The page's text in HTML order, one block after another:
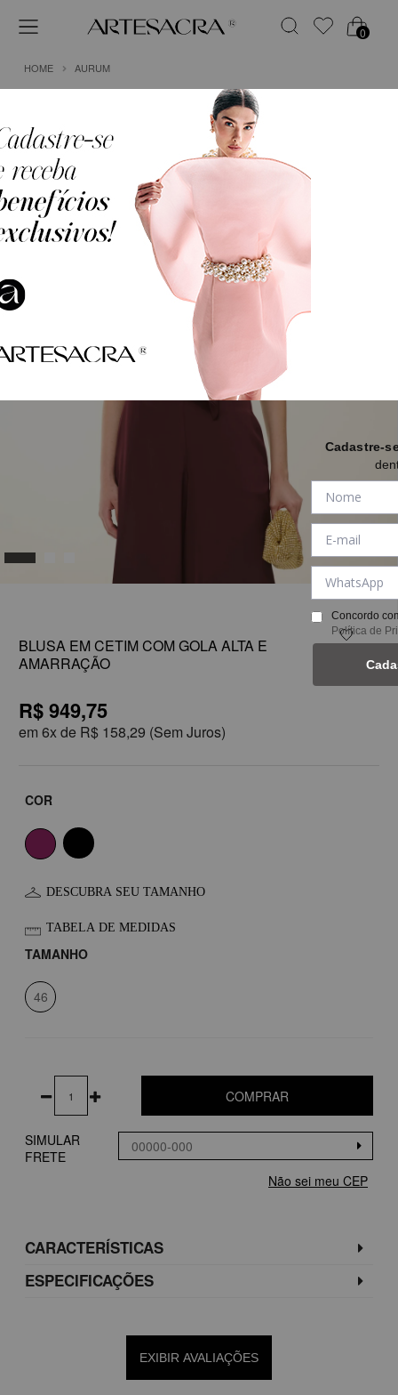
0
HOME AURUM
1
BLUSA EM CETIM COM GOLA ALTA E
AMARRAÇÃO
R$ 949,75
em 6x de R$ 158,29 (Sem Juros)
COR
DESCUBRA SEU TAMANHO
TABELA DE MEDIDAS
TAMANHO
46
COMPRAR
SIMULAR
FRETE
Não sei meu CEP
CARACTERÍSTICAS
ESPECIFICAÇÕES
EXIBIR AVALIAÇÕES
Cadastre-
Concordo
Política de